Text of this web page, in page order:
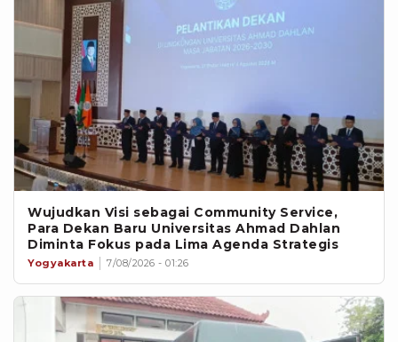
Wujudkan Visi sebagai Community Service,
Para Dekan Baru Universitas Ahmad Dahlan
Diminta Fokus pada Lima Agenda Strategis
Yogyakarta 7/08/2026 - 01:26